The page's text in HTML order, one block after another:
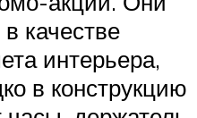
качестве
интерьера,
в конструкцию